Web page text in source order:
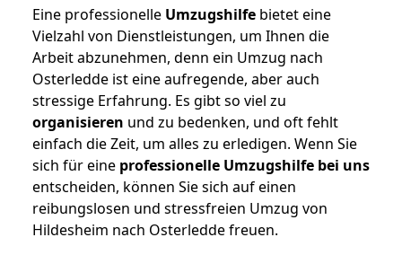
Eine professionelle Umzugshilfe bietet eine
Vielzahl von Dienstleistungen, um Ihnen die
Arbeit abzunehmen, denn ein Umzug nach
Osterledde ist eine aufregende, aber auch
stressige Erfahrung. Es gibt so viel zu
organisieren und zu bedenken, und oft fehlt
einfach die Zeit, um alles zu erledigen. Wenn Sie
sich für eine professionelle Umzugshilfe bei uns
entscheiden, können Sie sich auf einen
reibungslosen und stressfreien Umzug von
Hildesheim nach Osterledde freuen.